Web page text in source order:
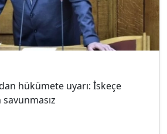
hükümete uyarı: İskeçe